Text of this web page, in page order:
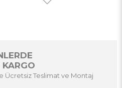
KARGO
Ücretsiz Teslimat ve Montaj